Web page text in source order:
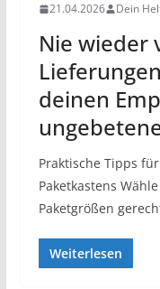
21.04.2026 Dein
Nie wieder
deinen
Praktische Tipps
Paketkastens
Paketgrößen
Weiterlesen